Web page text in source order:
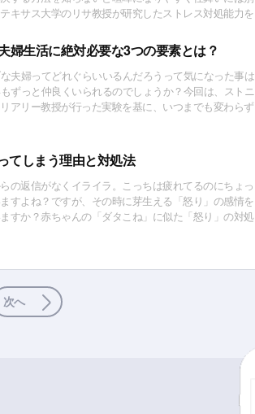
キサス大学のリサ教授が研究したストレス対処能力を
婦生活に絶対必要な3つの要素とは？
夫婦ってどれぐらいいるんだろうって気になった事は
ずっと仲良くいられるのでしょうか？今回は、ストニ
アリー教授が行った実験を基に、いつまでも変わらず
てしまう理由と対処法
の返信がなくイライラ。こっちは疲れてるのにちょっ
すよね？ですが、その時に芽生える「怒り」の感情を
すか？赤ちゃんの「ダタこね」に似た「怒り」の対処
次へ